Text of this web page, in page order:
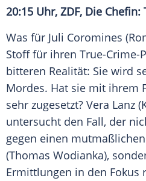
20:15 Uhr, ZDF, Die Chefin:
Was für Juli Coromines (
Stoff für ihren True-Crime-
bitteren Realität: Sie wird
Mordes. Hat sie mit ihrem
sehr zugesetzt? Vera Lanz (
untersucht den Fall, der
gegen einen
(Thomas Wodianka),
Ermittlungen in den Fokus